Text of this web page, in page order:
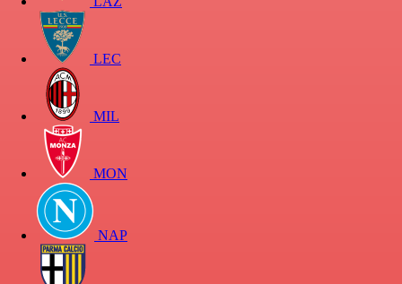
LEC
MIL
MON
NAP